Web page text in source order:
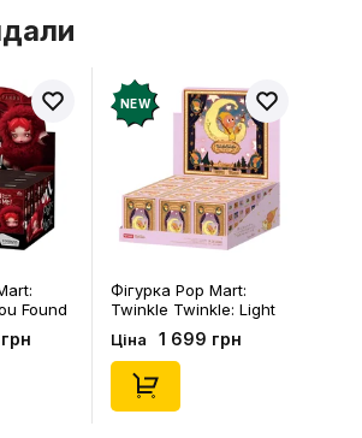
Found
Pendant
1 з
NEW
Фігурка Pop Mart:
Twinkle Twinkle: Light
Up: Scene Sets Series
(Blind Box: 1 з 10)
(Secret Edition),
(21372)
Ціна 1 699 грн